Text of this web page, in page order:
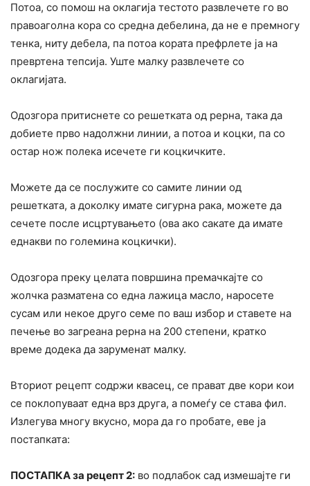
Потоа, со помош на оклагија тестото развлечете го во
правоаголна кора со средна дебелина, да не е премногу
тенка, ниту дебела, па потоа кората префрлете ја на
превртена тепсија. Уште малку развлечете со
оклагијата.
Одозгора притиснете со решетката од рерна, така да
добиете прво надолжни линии, а потоа и коцки, па со
остар нож полека исечете ги коцкичките.
Можете да се послужите со самите линии од
решетката, а доколку имате сигурна рака, можете да
сечете после исцртувањето (ова ако сакате да имате
еднакви по големина коцкички).
Одозгора преку целата површина премачкајте со
жолчка разматена со една лажица масло, наросете
сусам или некое друго семе по ваш избор и ставете на
печење во загреана рерна на 200 степени, кратко
време додека да заруменат малку.
Вториот рецепт содржи квасец, се прават две кори кои
се поклопуваат една врз друга, а помеѓу се става фил.
Излегува многу вкусно, мора да го пробате, еве ја
постапката:
ПОСТАПКА за рецепт 2: во подлабок сад измешајте ги